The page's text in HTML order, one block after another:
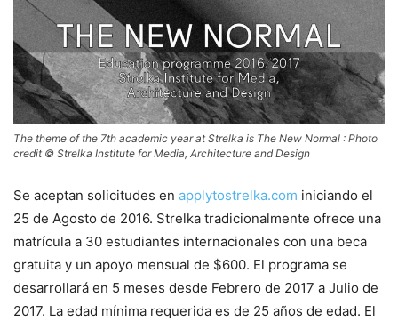
The theme of the 7th academic year at Strelka is The New Normal : Photo
credit © Strelka Institute for Media, Architecture and Design
Se aceptan solicitudes en applytostrelka.com iniciando el
25 de Agosto de 2016. Strelka tradicionalmente ofrece una
matrícula a 30 estudiantes internacionales con una beca
gratuita y un apoyo mensual de $600. El programa se
desarrollará en 5 meses desde Febrero de 2017 a Julio de
2017. La edad mínima requerida es de 25 años de edad. El